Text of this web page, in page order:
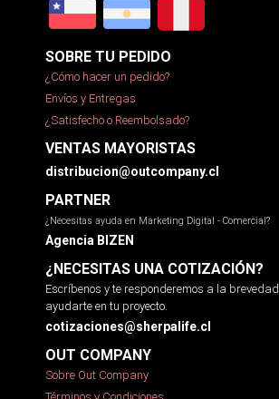
SOBRE TU PEDIDO
¿Cómo hacer un pedido?
Envíos y Entregas
¿Satisfecho o Reembolsado?
VENTAS MAYORISTAS
distribucion@outcompany.cl
PARTNER
¿Necesitas ayuda en Marketing Digital - Comercial?
Agencia BIZEN
¿NECESITAS UNA COTIZACIÓN?
Escríbenos y te responderemos a la
ayudarte en tu proyecto.
cotizaciones@sherpalife.cl
OUT COMPANY
Sobre Out Company